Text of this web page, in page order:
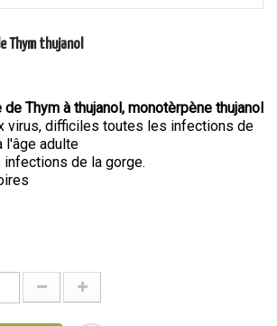
Thym thujanol
Thym à thujanol, monotèrpène thujanol
virus, difficiles toutes les infections de
l'âge adulte
de la gorge.